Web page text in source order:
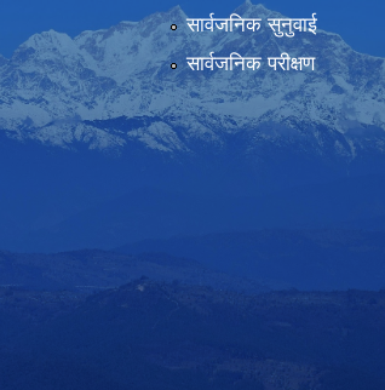
सार्वजनिक सुनुवाई
सार्वजनिक परीक्षण